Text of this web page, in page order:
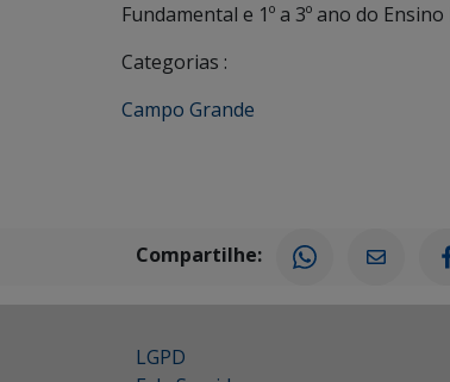
Fundamental e 1º a 3º ano do
Categorias :
Campo Grande
Compartilhe:
LGPD